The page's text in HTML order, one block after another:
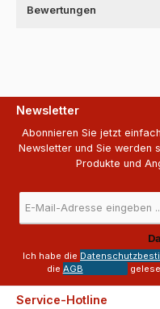
Bewertungen
Newsletter
Abonnieren Sie jetzt
Newsletter und Sie werden
Produkte und
*
Ich habe die
die AGB
Service-Hotline